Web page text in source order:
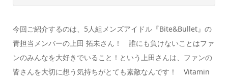
今回ご紹介するのは、5人組メンズアイドル『Bite&Bullet』の
青担当メンバーの上田 拓未さん！ 誰にも負けないことはファ
ンのみんなを大好きでいること！という上田さんは、ファンの
皆さんを大切に想う気持ちがとても素敵なんです！ Vitamin